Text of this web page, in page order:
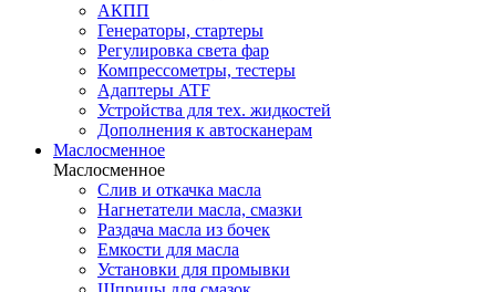
АКПП
Генераторы, стартеры
Регулировка света фар
Компрессометры, тестеры
Адаптеры ATF
Устройства для тех. жидкостей
Дополнения к автосканерам
Маслосменное
Маслосменное
Слив и откачка масла
Нагнетатели масла, смазки
Раздача масла из бочек
Емкости для масла
Установки для промывки